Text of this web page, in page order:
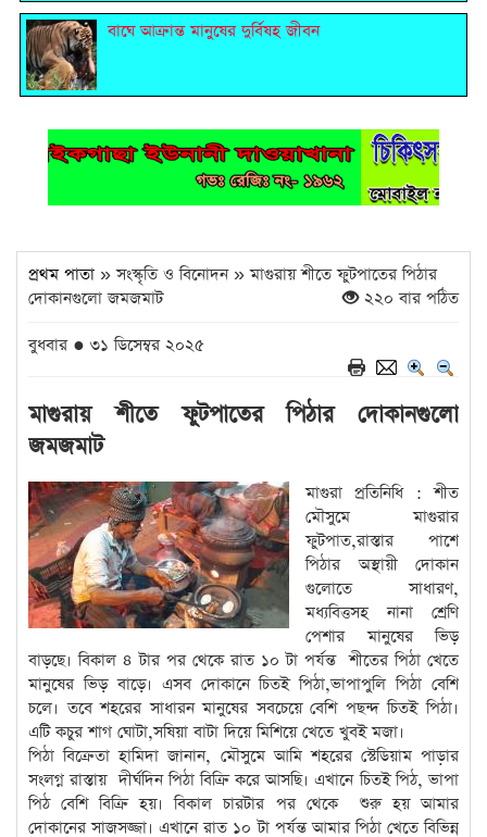
বাঘে আক্রান্ত মানুষের দুর্বিষহ জীবন
প্রথম পাতা » সংস্কৃতি ও বিনোদন » মাগুরায় শীতে ফুটপাতের পিঠার
দোকানগুলো জমজমাট
২২০ বার পঠিত
বুধবার ● ৩১ ডিসেম্বর ২০২৫
মাগুরায় শীতে ফুটপাতের পিঠার দোকানগুলো
জমজমাট
মাগুরা প্রতিনিধি : শীত
মৌসুমে মাগুরার
ফুটপাত,রাস্তার পাশে
পিঠার অস্থায়ী দোকান
গুলোতে সাধারণ,
মধ্যবিত্তসহ নানা শ্রেণি
পেশার মানুষের ভিড়
বাড়ছে। বিকাল ৪ টার পর থেকে রাত ১০ টা পর্যন্ত শীতের পিঠা খেতে
মানুষের ভিড় বাড়ে। এসব দোকানে চিতই পিঠা,ভাপাপুলি পিঠা বেশি
চলে। তবে শহরের সাধারন মানুষের সবচেয়ে বেশি পছন্দ চিতই পিঠা।
এটি কচুর শাগ ঘোটা,সষিয়া বাটা দিয়ে মিশিয়ে খেতে খুবই মজা।
পিঠা বিক্রেতা হামিদা জানান, মৌসুমে আমি শহরের স্টেডিয়াম পাড়ার
সংলগ্ন রাস্তায় দীর্ঘদিন পিঠা বিক্রি করে আসছি। এখানে চিতই পিঠ, ভাপা
পিঠ বেশি বিক্রি হয়। বিকাল চারটার পর থেকে শুরু হয় আমার
দোকানের সাজসজ্জা। এখানে রাত ১০ টা পর্যন্ত আমার পিঠা খেতে বিভিন্ন